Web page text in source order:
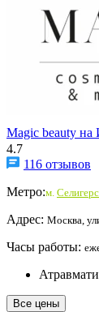
Magic beauty на
4.7
116 отзывов
Метро:м.
Адрес: Москва,
Часы работы:
Все цены